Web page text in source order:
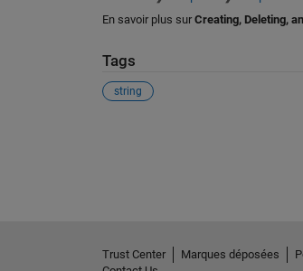
En savoir plus sur Creating, Deleting,
Tags
string
Trust Center Marques déposées